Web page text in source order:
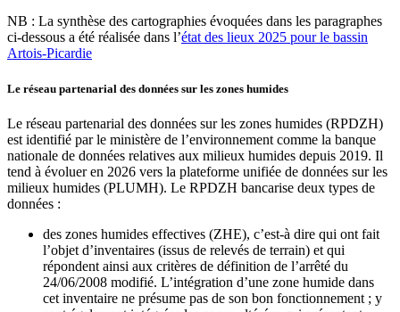
NB : La synthèse des cartographies évoquées dans les paragraphes
ci-dessous a été réalisée dans l’état des lieux 2025 pour le bassin
Artois-Picardie
Le réseau partenarial des données sur les zones humides
Le réseau partenarial des données sur les zones humides (RPDZH)
est identifié par le ministère de l’environnement comme la banque
nationale de données relatives aux milieux humides depuis 2019. Il
tend à évoluer en 2026 vers la plateforme unifiée de données sur les
milieux humides (PLUMH). Le RPDZH bancarise deux types de
données :
des zones humides effectives (ZHE), c’est-à dire qui ont fait
l’objet d’inventaires (issus de relevés de terrain) et qui
répondent ainsi aux critères de définition de l’arrêté du
24/06/2008 modifié. L’intégration d’une zone humide dans
cet inventaire ne présume pas de son bon fonctionnement ; y